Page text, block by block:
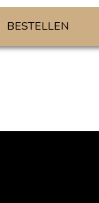
BESTELLEN